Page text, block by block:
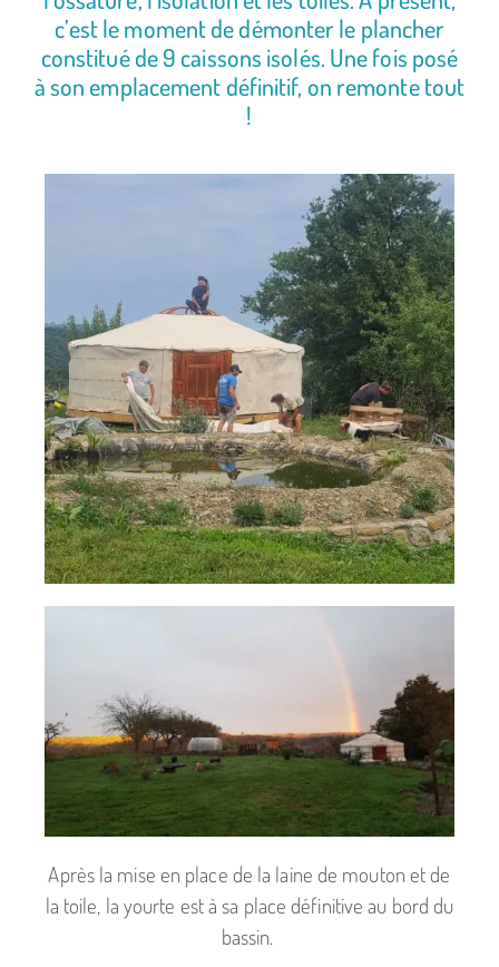
c’est le moment de démonter le plancher
constitué de 9 caissons isolés. Une fois posé
à son emplacement définitif, on remonte tout
!
Après la mise en place de la laine de mouton et de
la toile, la yourte est à sa place définitive au bord du
bassin.